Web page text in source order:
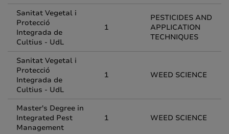
Sanitat Vegetal i
Protecció
Integrada de
Cultius - UdL
1
PESTICIDES AND
APPLICATION
TECHNIQUES
Sanitat Vegetal i
Protecció
Integrada de
Cultius - UdL
1 WEED SCIENCE
Master's Degree in
Integrated Pest
Management
1 WEED SCIENCE